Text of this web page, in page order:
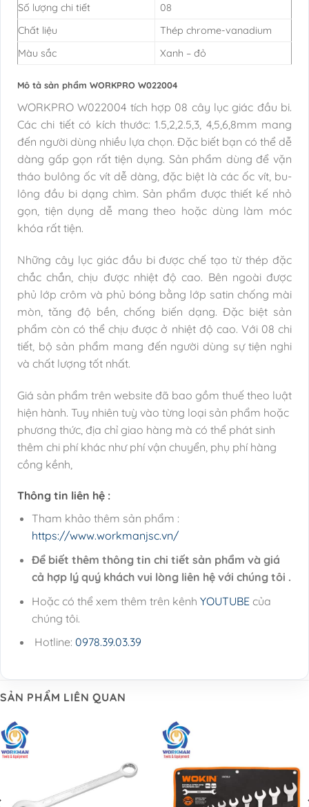
Số lượng chi tiết
08
Chất liệu
Thép chrome-vanadium
Màu sắc
Xanh – đỏ
Mô tả sản phẩm WORKPRO W022004
WORKPRO W022004 tích hợp 08 cây lục giác đầu bi.
Các chi tiết có kích thước: 1.5,2,2.5,3, 4,5,6,8mm mang
đến người dùng nhiều lựa chọn. Đặc biết bạn có thể dễ
dàng gấp gọn rất tiện dụng. Sản phẩm dùng để vặn
tháo bulông ốc vít dễ dàng, đặc biệt là các ốc vít, bu-
lông đầu bi dạng chìm. Sản phẩm được thiết kế nhỏ
gọn, tiện dụng dễ mang theo hoặc dùng làm móc
khóa rất tiện.
Những cây lục giác đầu bi được chế tạo từ thép đặc
chắc chắn, chịu được nhiệt độ cao. Bên ngoài được
phủ lớp crôm và phủ bóng bằng lớp satin chống mài
mòn, tăng độ bền, chống biến dạng. Đặc biệt sản
phẩm còn có thể chịu được ở nhiệt độ cao. Với 08 chi
tiết, bộ sản phẩm mang đến người dùng sự tiện nghi
và chất lượng tốt nhất.
Giá sản phẩm trên website đã bao gồm thuế theo luật
hiện hành. Tuy nhiên tuỳ vào từng loại sản phẩm hoặc
phương thức, địa chỉ giao hàng mà có thể phát sinh
thêm chi phí khác như phí vận chuyển, phụ phí hàng
cồng kềnh,
Thông tin liên hệ :
Tham khảo thêm sản phẩm :
https://www.workmanjsc.vn/
Để biết thêm thông tin chi tiết sản phẩm và giá
cả hợp lý quý khách vui lòng liên hệ với chúng tôi .
Hoặc có thể xem thêm trên kênh YOUTUBEcủa
chúng tôi.
Hotline: 0978.39.03.39
SẢN PHẨM LIÊN QUAN